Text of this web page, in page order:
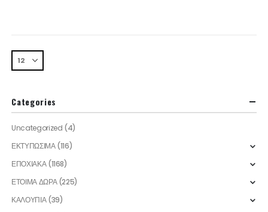
Categories
Uncategorized (4)
ΕΚΤΥΠΩΣΙΜΑ (116)
ΕΠΟΧΙΑΚΑ (1168)
ΕΤΟΙΜΑ ΔΩΡΑ (225)
ΚΑΛΟΥΠΙΑ (39)